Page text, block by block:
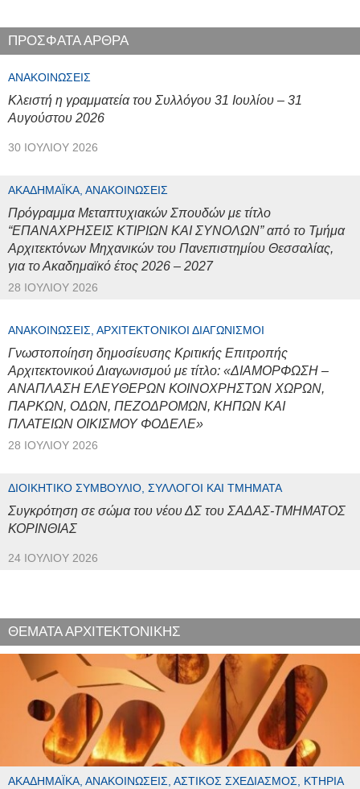
ΠΡΟΣΦΑΤΑ ΑΡΘΡΑ
ΑΝΑΚΟΙΝΏΣΕΙΣ
Κλειστή η γραμματεία του Συλλόγου 31 Ιουλίου – 31
Αυγούστου 2026
30 ΙΟΥΛΊΟΥ 2026
ΑΚΑΔΗΜΑΪΚΆ, ΑΝΑΚΟΙΝΏΣΕΙΣ
Πρόγραμμα Μεταπτυχιακών Σπουδών με τίτλο
“ΕΠΑΝΑΧΡΗΣΕΙΣ ΚΤΙΡΙΩΝ ΚΑΙ ΣΥΝΟΛΩΝ” από το Τμήμα
Αρχιτεκτόνων Μηχανικών του Πανεπιστημίου Θεσσαλίας,
για το Ακαδημαϊκό έτος 2026 – 2027
28 ΙΟΥΛΊΟΥ 2026
ΑΝΑΚΟΙΝΏΣΕΙΣ, ΑΡΧΙΤΕΚΤΟΝΙΚΟΊ ΔΙΑΓΩΝΙΣΜΟΊ
Γνωστοποίηση δημοσίευσης Κριτικής Επιτροπής
Αρχιτεκτονικού Διαγωνισμού με τίτλο: «ΔΙΑΜΟΡΦΩΣΗ –
ΑΝΑΠΛΑΣΗ ΕΛΕΥΘΕΡΩΝ ΚΟΙΝΟΧΡΗΣΤΩΝ ΧΩΡΩΝ,
ΠΑΡΚΩΝ, ΟΔΩΝ, ΠΕΖΟΔΡΟΜΩΝ, ΚΗΠΩΝ ΚΑΙ
ΠΛΑΤΕΙΩΝ ΟΙΚΙΣΜΟΥ ΦΟΔΕΛΕ»
28 ΙΟΥΛΊΟΥ 2026
ΔΙΟΙΚΗΤΙΚΌ ΣΥΜΒΟΎΛΙΟ, ΣΎΛΛΟΓΟΙ ΚΑΙ ΤΜΉΜΑΤΑ
Συγκρότηση σε σώμα του νέου ΔΣ του ΣΑΔΑΣ-ΤΜΗΜΑΤΟΣ
ΚΟΡΙΝΘΙΑΣ
24 ΙΟΥΛΊΟΥ 2026
ΘΕΜΑΤΑ ΑΡΧΙΤΕΚΤΟΝΙΚΗΣ
ΑΚΑΔΗΜΑΪΚΆ, ΑΝΑΚΟΙΝΏΣΕΙΣ, ΑΣΤΙΚΌΣ ΣΧΕΔΙΑΣΜΌΣ, ΚΤΉΡΙΑ